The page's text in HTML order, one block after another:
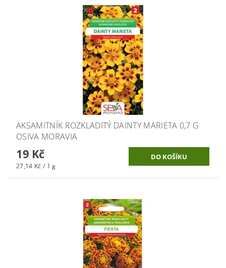
AKSAMITNÍK ROZKLADITÝ DAINTY MARIETA 0,7 G
OSIVA MORAVIA
19 Kč
27,14 Kč / 1 g